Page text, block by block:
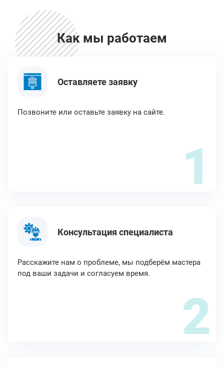
Как мы работаем
Оставляете заявку
Позвоните или оставьте заявку на сайте.
1
Консультация специалиста
Расскажите нам о проблеме, мы подберём мастера
под ваши задачи и согласуем время.
2